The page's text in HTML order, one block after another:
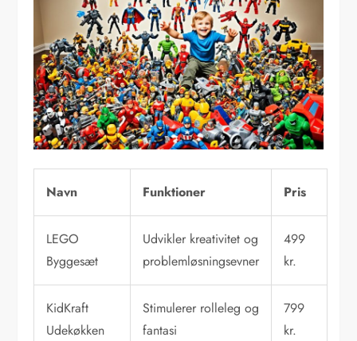
Navn Funktioner Pris
LEGO
Byggesæt
Udvikler kreativitet og
problemløsningsevner
499
kr.
KidKraft
Udekøkken
Stimulerer rolleleg og
fantasi
799
kr.